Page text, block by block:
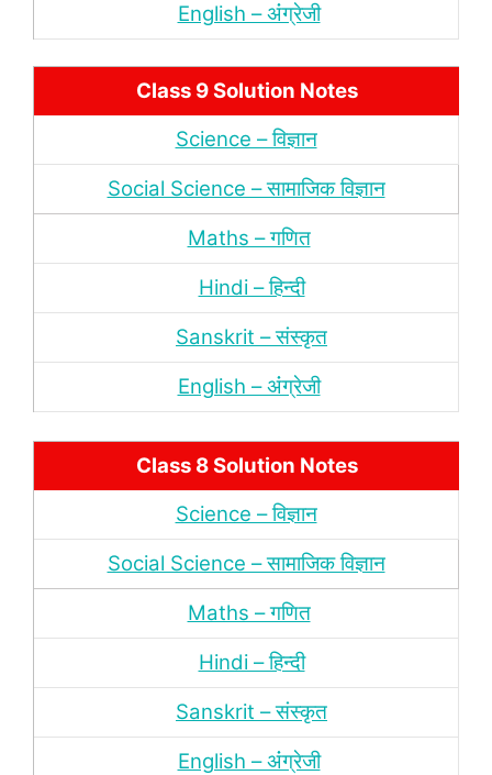
English – अंंग्रेजी
Class 9 Solution Notes
Science – विज्ञान
Social Science – सामाजिक विज्ञान
Maths – गणित
Hindi – हिन्‍दी
Sanskrit – संस्‍कृत
English – अंंग्रेजी
Class 8 Solution Notes
Science – विज्ञान
Social Science – सामाजिक विज्ञान
Maths – गणित
Hindi – हिन्‍दी
Sanskrit – संस्‍कृत
English – अंंग्रेजी